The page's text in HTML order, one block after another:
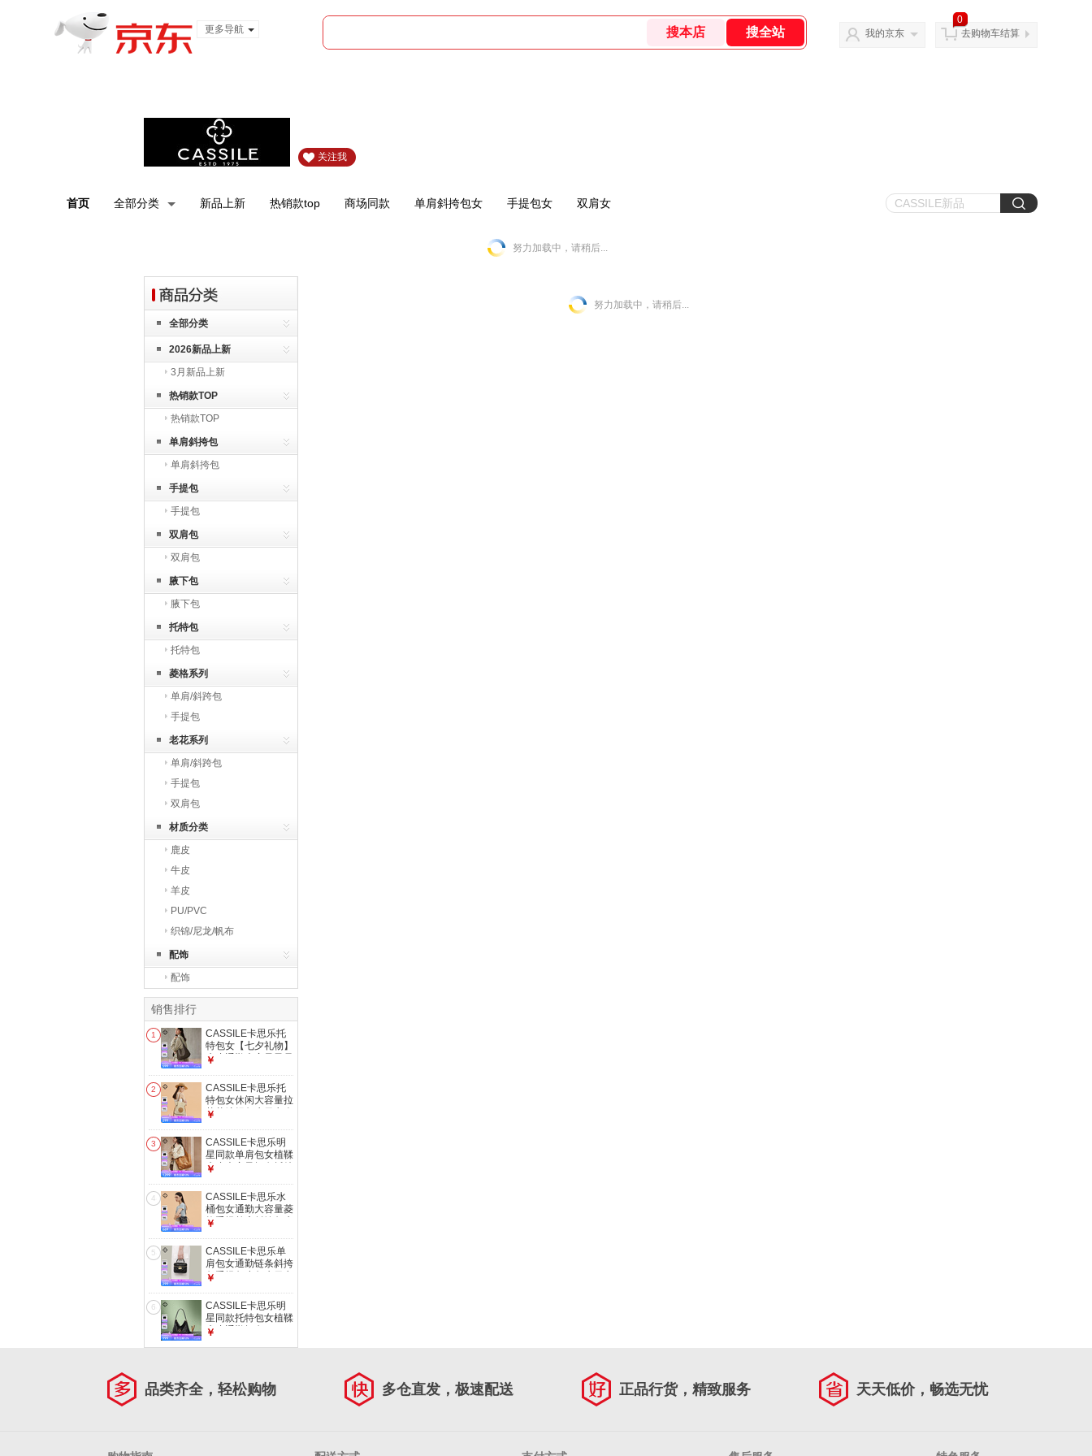
更多导航
我的京东
0
去购物车结算
关注我
首页 全部分类 新品上新 热销款top 商场同款 单肩斜挎包女 手提包女 双肩女
努力加载中，请稍后...
全部分类
2026新品上新
3月新品上新
热销款TOP
热销款TOP
单肩斜挎包
单肩斜挎包
手提包
手提包
双肩包
双肩包
腋下包
腋下包
托特包
托特包
菱格系列
单肩/斜跨包
手提包
老花系列
单肩/斜跨包
手提包
双肩包
材质分类
鹿皮
牛皮
羊皮
PU/PVC
织锦/尼龙/帆布
配饰
配饰
销售排行
1
CASSILE卡思乐托
特包女【七夕礼物】
牛皮通勤大容量子母
时棕
￥
2
CASSILE卡思乐托
特包女休闲大容量拉
菲草编织包生日七夕
￥
3
CASSILE卡思乐明
星同款单肩包女植鞣
牛皮大容量轻奢托特
珀色大号【可放A4
记事本】
￥
4
CASSILE卡思乐水
桶包女通勤大容量菱
格手提单肩斜挎包生
￥
5
CASSILE卡思乐单
肩包女通勤链条斜挎
包手提包小包生日七
￥
6
CASSILE卡思乐明
星同款托特包女植鞣
牛皮通勤轻奢hobo
￥
努力加载中，请稍后...
品类齐全，轻松购物 多仓直发，极速配送 正品行货，精致服务 天天低价，畅选无忧